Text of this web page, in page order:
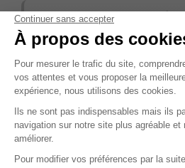
ℹ️Note :les codes
valables sur ce titre.
Présentation du
Centre Morbihan
Découvrez un magazine qui se
restant accessible et convivial